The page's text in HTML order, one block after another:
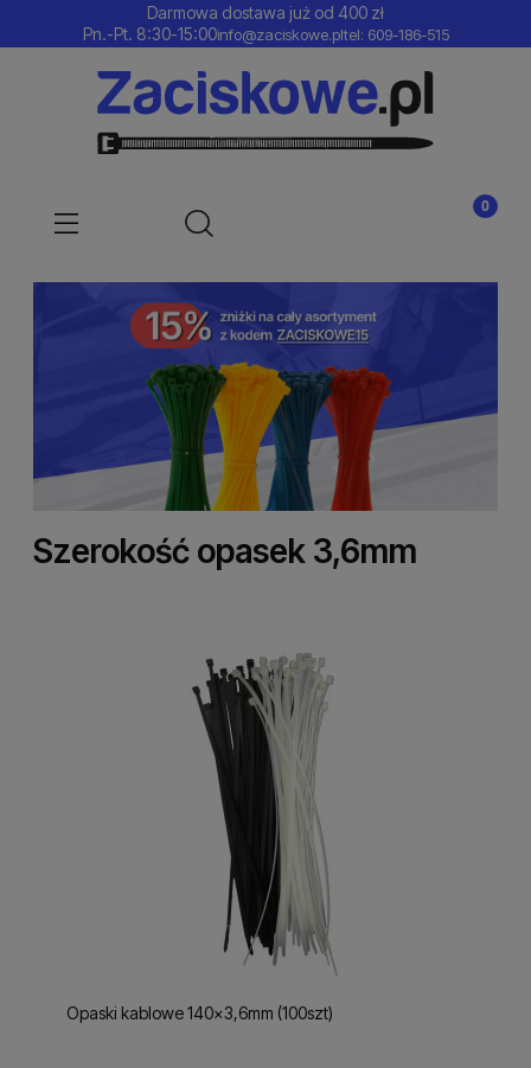
Darmowa dostawa już od 400 zł
Pn.-Pt. 8:30-15:00info@zaciskowe.pltel: 609-186-515
Szerokość opasek 3,6mm
Opaski kablowe 140x3,6mm (100szt)